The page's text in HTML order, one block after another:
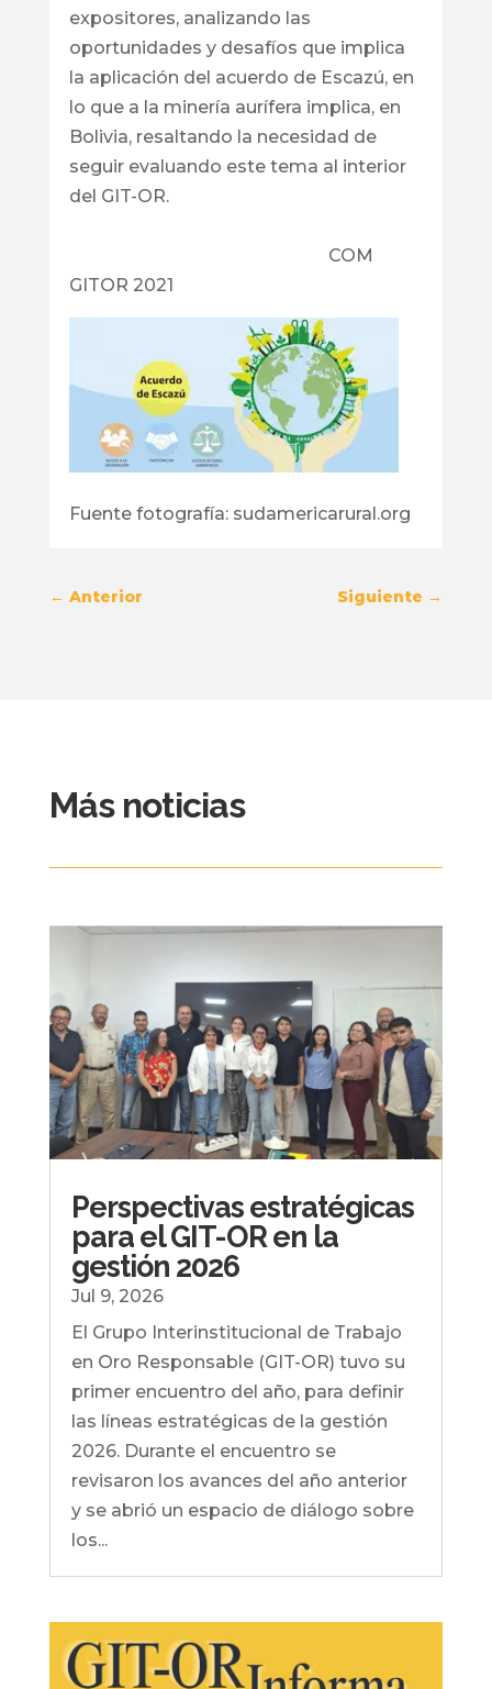
expositores, analizando las
oportunidades y desafíos que implica
la aplicación del acuerdo de Escazú, en
lo que a la minería aurífera implica, en
Bolivia, resaltando la necesidad de
seguir evaluando este tema al interior
del GIT-OR.
COM
GITOR 2021
Fuente fotografía: sudamericarural.org
← Anterior Siguiente →
Más noticias
Perspectivas estratégicas
para el GIT-OR en la
gestión 2026
Jul 9, 2026
El Grupo Interinstitucional de Trabajo
en Oro Responsable (GIT-OR) tuvo su
primer encuentro del año, para definir
las líneas estratégicas de la gestión
2026. Durante el encuentro se
revisaron los avances del año anterior
y se abrió un espacio de diálogo sobre
los...